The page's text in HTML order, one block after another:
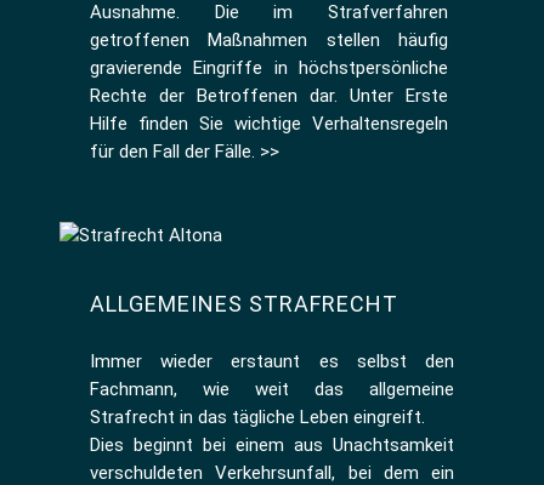
Ausnahme. Die im Strafverfahren
getroffenen Maßnahmen stellen häufig
gravierende Eingriffe in höchstpersönliche
Rechte der Betroffenen dar. Unter Erste
Hilfe finden Sie wichtige Verhaltensregeln
für den Fall der Fälle. >>
ALLGEMEINES STRAFRECHT
Immer wieder erstaunt es selbst den
Fachmann, wie weit das allgemeine
Strafrecht in das tägliche Leben eingreift.
Dies beginnt bei einem aus Unachtsamkeit
verschuldeten Verkehrsunfall, bei dem ein